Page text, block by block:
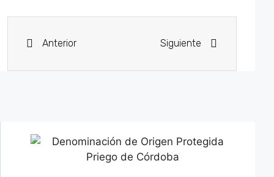
Anterior Siguiente